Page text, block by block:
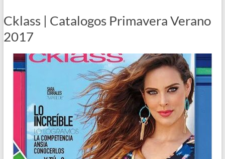
Cklass | Catalogos Primavera Verano
2017